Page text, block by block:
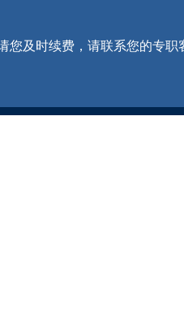
您及时续费，请联系您的专职